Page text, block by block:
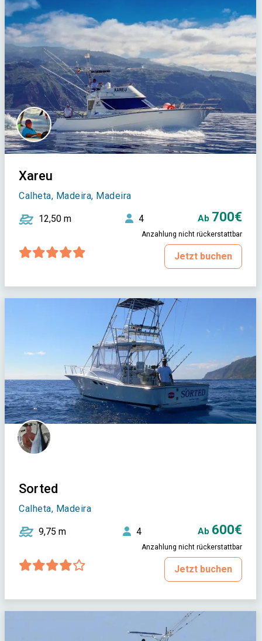
Xareu
Calheta, Madeira, Madeira
12,50 m 4 Ab 700€
Anzahlung nicht rückerstattbar
Jetzt buchen
Sorted
Calheta, Madeira
9,75 m 4 Ab 600€
Anzahlung nicht rückerstattbar
Jetzt buchen